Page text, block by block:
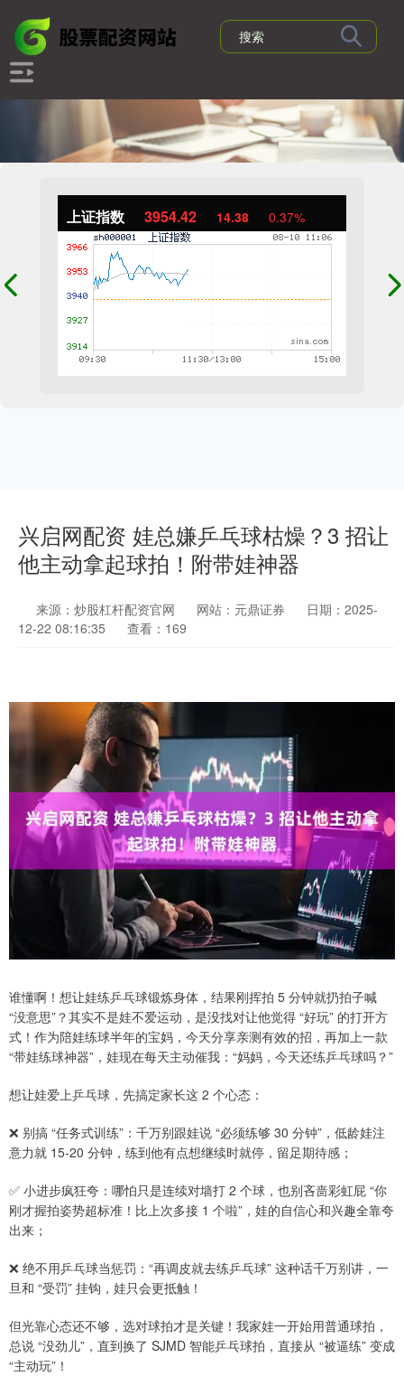
上证指数 3954.42 14.38 0.37%
兴启网配资 娃总嫌乒乓球枯燥？3 招让
他主动拿起球拍！附带娃神器
来源：炒股杠杆配资官网 网站：元鼎证券
日期：2025-
12-22 08:16:35
查看：169
谁懂啊！想让娃练乒乓球锻炼身体，结果刚挥拍 5 分钟就扔拍子喊
“没意思”？其实不是娃不爱运动，是没找对让他觉得 “好玩” 的打开方
式！作为陪娃练球半年的宝妈，今天分享亲测有效的招，再加上一款
“带娃练球神器”，娃现在每天主动催我：“妈妈，今天还练乒乓球吗？”
想让娃爱上乒乓球，先搞定家长这 2 个心态：
❌ 别搞 “任务式训练”：千万别跟娃说 “必须练够 30 分钟”，低龄娃注
意力就 15-20 分钟，练到他有点想继续时就停，留足期待感；
✅ 小进步疯狂夸：哪怕只是连续对墙打 2 个球，也别吝啬彩虹屁 “你
刚才握拍姿势超标准！比上次多接 1 个啦”，娃的自信心和兴趣全靠夸
出来；
❌ 绝不用乒乓球当惩罚：“再调皮就去练乒乓球” 这种话千万别讲，一
旦和 “受罚” 挂钩，娃只会更抵触！
但光靠心态还不够，选对球拍才是关键！我家娃一开始用普通球拍，
总说 “没劲儿”，直到换了 SJMD 智能乒乓球拍，直接从 “被逼练” 变成
“主动玩”！